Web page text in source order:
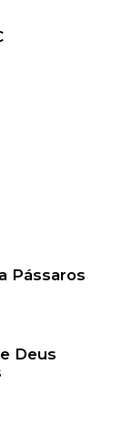
Pássaros
Deus